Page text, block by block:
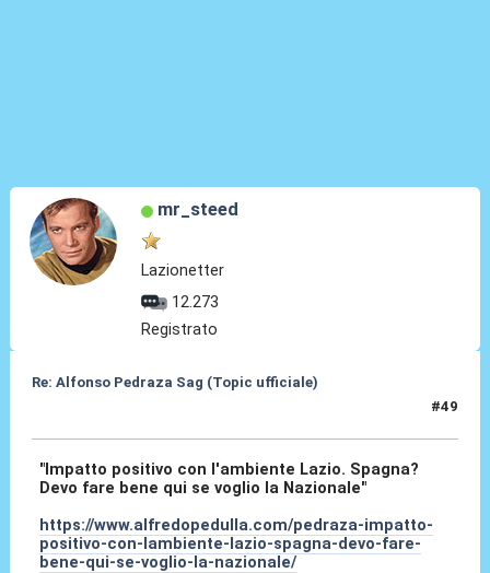
mr_steed
Lazionetter
12.273
Registrato
Re: Alfonso Pedraza Sag (Topic ufficiale)
#49
"Impatto positivo con l'ambiente Lazio. Spagna?
Devo fare bene qui se voglio la Nazionale"
https://www.alfredopedulla.com/pedraza-impatto-
positivo-con-lambiente-lazio-spagna-devo-fare-
bene-qui-se-voglio-la-nazionale/